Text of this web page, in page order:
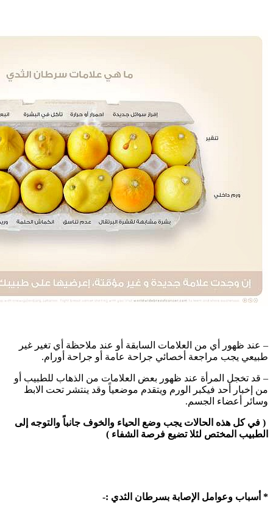
– عند ظهور أي من العلامات السابقة أو عند ملاحظة أي تغير غير
طبيعي يجب مراجعة أخصائي جراحة عامة أو جراحة أورام.
– قد تخجل المرأة عند ظهور بعض العلامات من الذهاب للطبيب أو
من إخبار أحد فيكبر الورم ويتقدم موضعياً وقد ينتشر تحت الابط
وسائر أعضاء الجسم.
( في كل هذه الحالات يجب وضع الحياء والخوف جانباً والتوجه إلى
الطبيب المختص لئلا تضيع فرصة الشفاء )
* أسباب وعوامل الإصابة بسرطان الثدي :-